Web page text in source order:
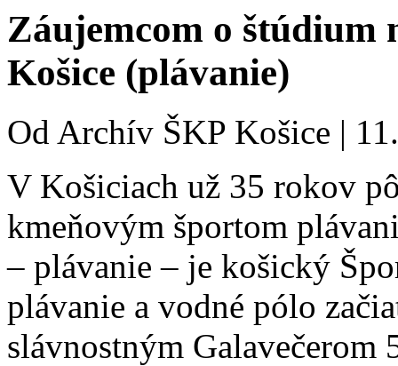
Záujemcom o štúdium
Košice (plávanie)
Od Archív ŠKP Košice |
V Košiciach už 35 rokov
kmeňovým športom
– plávanie – je košický
plávanie a vodné pólo
slávnostným